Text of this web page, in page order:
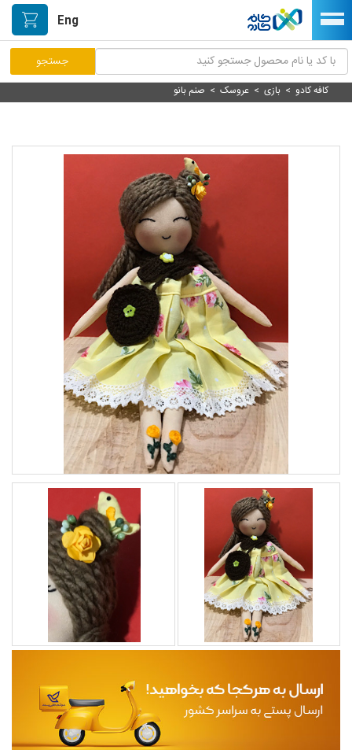
Eng
مرکز پاسخگویی مشتریان
خیابان هنر/بازار دستآفریده ها
حمایت از تولیدکنندگان
محصولات تازه رسیده
ورود به پنل تامین کنندگان
ورود به پنل همکاران فروش
سوالات متداول
کافه کادو > بازی > عروسک > صنم بانو